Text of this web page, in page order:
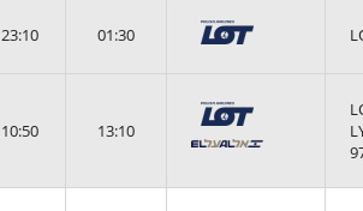
23:10 01:30
10:50 13:10